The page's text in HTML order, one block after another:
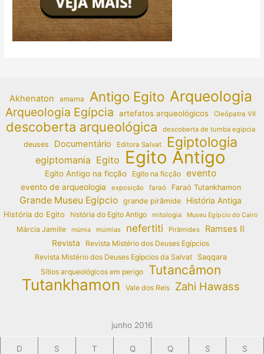
Akhenaton amarna Antigo Egito Arqueologia
Arqueologia Egípcia artefatos arqueológicos Cleópatra VII
descoberta arqueológica descoberta de tumba egípcia
deuses Documentário Editora Salvat Egiptologia
egiptomania Egito Egito Antigo
Egito Antigo na ficção Egito na ficção evento
evento de arqueologia exposição faraó Faraó Tutankhamon
Grande Museu Egípcio grande pirâmide
História Antiga
História do Egito
história do Egito Antigo mitologia Museu Egípcio do Cairo
Márcia Jamille múmia múmias nefertiti Pirâmides Ramses II
Revista
Revista Mistério dos Deuses Egípcios
Revista Mistério dos Deuses Egípcios da Salvat
Saqqara
Sítios arqueológicos em perigo
Tutancâmon
Tutankhamon Vale dos Reis Zahi Hawass
junho 2016
D S T Q Q S S